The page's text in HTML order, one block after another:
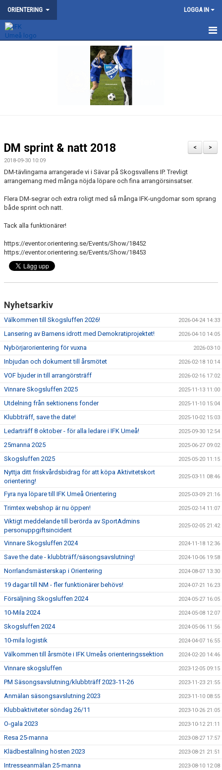
ORIENTERING LOGGA IN
OM ORIENTERINGSSEKTIONEN
MOTION
TRÄNING
UNGDOM
TÄVLING
DOKUMENT
KALENDER
>
<
DM sprint & natt 2018
2018-09-30 10:09
DM-tävlingarna arrangerade vi i Sävar på Skogsvallens IP. Trevligt
arrangemang med många nöjda löpare och fina arrangörsinsatser.
Flera DM-segrar och extra roligt med så många IFK-ungdomar som sprang
både sprint och natt.
Tack alla funktionärer!
https://eventor.orientering.se/Events/Show/18452
https://eventor.orientering.se/Events/Show/18453
Nyhetsarkiv
Välkommen till Skogsluffen 2026! 2026-04-24 14:33
Lansering av Barnens idrott med Demokratiprojektet! 2026-04-10 14:05
Nybörjarorientering för vuxna 2026-03-10
Inbjudan och dokument till årsmötet 2026-02-18 10:14
VOF bjuder in till arrangörsträff 2026-02-16 17:02
Vinnare Skogsluffen 2025 2025-11-13 11:00
Utdelning från sektionens fonder 2025-11-10 15:04
Klubbträff, save the date! 2025-10-02 15:03
Ledarträff 8 oktober - för alla ledare i IFK Umeå! 2025-09-30 12:54
25manna 2025 2025-06-27 09:02
Skogsluffen 2025 2025-05-20 11:15
Nyttja ditt friskvårdsbidrag för att köpa Aktivitetskort
orientering!
2025-03-11 08:46
Fyra nya löpare till IFK Umeå Orientering 2025-03-09 21:16
Trimtex webshop är nu öppen! 2025-02-14 11:07
Viktigt meddelande till berörda av SportAdmins
personuppgiftsincident
2025-02-05 21:42
Vinnare Skogsluffen 2024 2024-11-18 12:36
Save the date - klubbträff/säsongsavslutning! 2024-10-06 19:58
Norrlandsmästerskap i Orientering 2024-08-07 13:30
19 dagar till NM - fler funktionärer behövs! 2024-07-21 16:23
Försäljning Skogsluffen 2024 2024-05-27 16:05
10-Mila 2024 2024-05-08 12:07
Skogsluffen 2024 2024-05-06 11:56
10-mila logistik 2024-04-07 16:55
Välkommen till årsmöte i IFK Umeås orienteringssektion 2024-02-20 14:46
Vinnare skogsluffen 2023-12-05 09:15
PM Säsongsavslutning/klubbträff 2023-11-26 2023-11-23 21:55
Anmälan säsongsavslutning 2023 2023-11-10 08:55
Klubbaktiviteter söndag 26/11 2023-10-26 21:05
O-gala 2023 2023-10-12 21:11
Resa 25-manna 2023-08-27 17:57
Klädbeställning hösten 2023 2023-08-21 21:51
Intresseanmälan 25-manna 2023-08-10 12:08